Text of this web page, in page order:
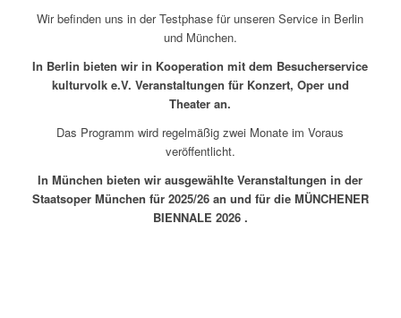
Wir befinden uns in der Testphase für unseren Service in Berlin
und München.
In Berlin bieten wir in Kooperation mit dem Besucherservice
kulturvolk e.V. Veranstaltungen für Konzert, Oper und
Theater an.
Das Programm wird regelmäßig zwei Monate im Voraus
veröffentlicht.
In München bieten wir ausgewählte Veranstaltungen in der
Staatsoper München für 2025/26 an und für die MÜNCHENER
BIENNALE 2026 .